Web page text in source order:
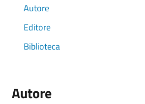
Autore
Editore
Biblioteca
Autore